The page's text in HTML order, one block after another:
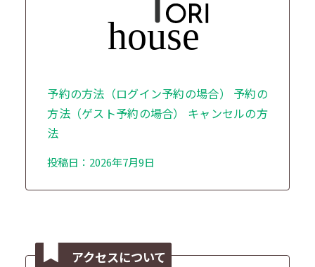
予約の方法（ログイン予約の場合） 予約の
方法（ゲスト予約の場合） キャンセルの方
法
投稿日：2026年7月9日
アクセスについて